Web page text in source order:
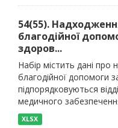
54(55).
благодійної
здоров...
Набір містить дані
благодійної допомоги
підпорядковуються
медичного
XLSX